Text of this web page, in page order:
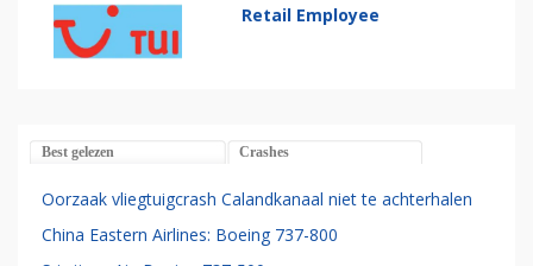
Retail Employee
Best gelezen Crashes
Oorzaak vliegtuigcrash Calandkanaal niet te achterhalen
China Eastern Airlines: Boeing 737-800